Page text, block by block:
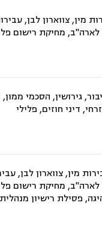
מין, צווארון לבן,
מחיקת רישום
גירושין, הסכמי
דיני חוזים, פלילי
מין, צווארון לבן,
מחיקת רישום
פסילת רישיון